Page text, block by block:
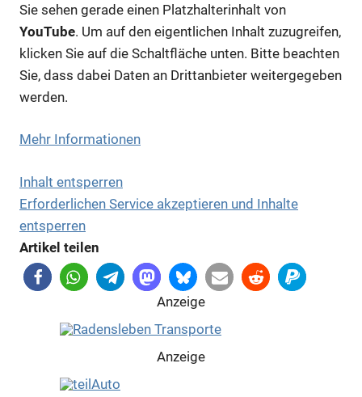
Anzeige
Sie sehen gerade einen Platzhalterinhalt von
YouTube. Um auf den eigentlichen Inhalt zuzugreifen,
klicken Sie auf die Schaltfläche unten. Bitte beachten
Sie, dass dabei Daten an Drittanbieter weitergegeben
werden.
Mehr Informationen
Inhalt entsperren
Erforderlichen Service akzeptieren und Inhalte
entsperren
Artikel teilen
Anzeige
Anzeige